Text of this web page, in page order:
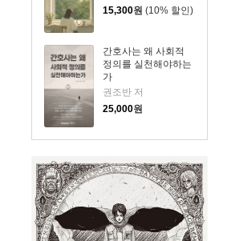
15,300원 (10% 할인)
간호사는 왜 사회적
정의를 실천해야하는
가
권조반 저
25,000원